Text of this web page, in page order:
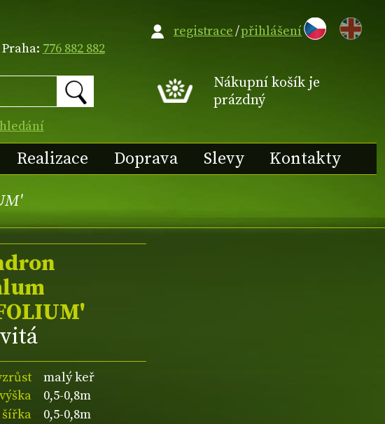
776 882 882
EN
Nákupní košík je
prázdný
Realizace Doprava Slevy Kontakty
registrace/přihlášení
malý keř
0,5-0,8m
šířka
0,5-0,8m